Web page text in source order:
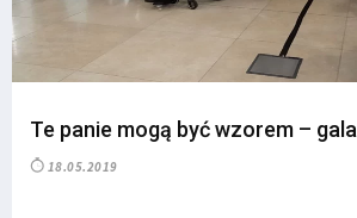
Te panie mogą być wzorem –
18.05.2019